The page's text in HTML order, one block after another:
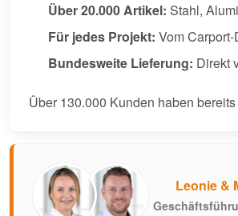
Über 20.000 Artikel: Stahl,
Für jedes Projekt: Vom
Bundesweite Lieferung: Direkt
Über 130.000 Kunden haben
Leonie &